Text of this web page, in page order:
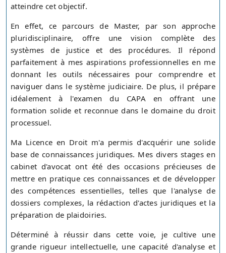
atteindre cet objectif.
En effet, ce parcours de Master, par son approche
pluridisciplinaire, offre une vision complète des
systèmes de justice et des procédures. Il répond
parfaitement à mes aspirations professionnelles en me
donnant les outils nécessaires pour comprendre et
naviguer dans le système judiciaire. De plus, il prépare
idéalement à l'examen du CAPA en offrant une
formation solide et reconnue dans le domaine du droit
processuel.
Ma Licence en Droit m'a permis d'acquérir une solide
base de connaissances juridiques. Mes divers stages en
cabinet d'avocat ont été des occasions précieuses de
mettre en pratique ces connaissances et de développer
des compétences essentielles, telles que l'analyse de
dossiers complexes, la rédaction d'actes juridiques et la
préparation de plaidoiries.
Déterminé à réussir dans cette voie, je cultive une
grande rigueur intellectuelle, une capacité d'analyse et